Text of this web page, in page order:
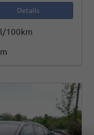
Details
100km